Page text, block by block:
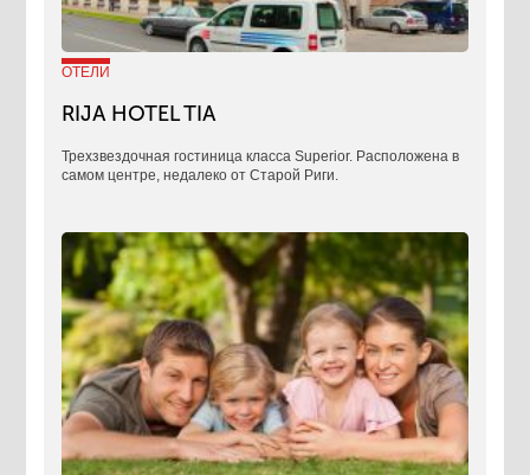
ОТЕЛИ
RIJA HOTEL TIA
Трехзвездочная гостиница класса Superior. Расположена в
самом центре, недалеко от Старой Риги.